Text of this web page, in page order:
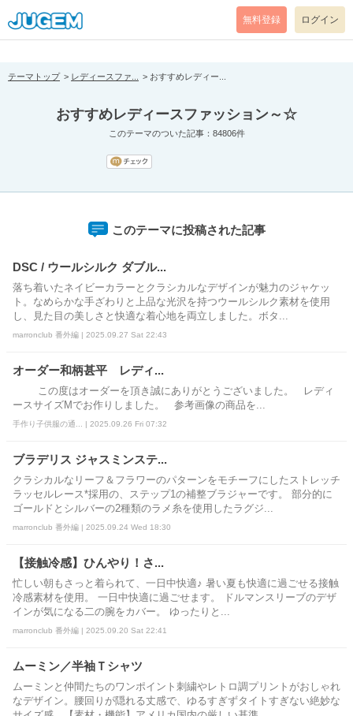
[pear_error: message="Success" code=0 mode=return level=notice
prefix="" info=""]
無料登録 ログイン
テーマトップ レディースファ... おすすめレディー...
おすすめレディースファッション～☆
このテーマのついた記事：84806件
このテーマに投稿された記事
DSC / ウールシルク ダブル...
落ち着いたネイビーカラーとクラシカルなデザインが魅力のジャケッ
ト。なめらかな手ざわりと上品な光沢を持つウールシルク素材を使用
し、見た目の美しさと快適な着心地を両立しました。ボタ...
marronclub 番外編 | 2025.09.27 Sat 22:43
オーダー和柄甚平 レディ...
この度はオーダーを頂き誠にありがとうございました。 レディ
ースサイズMでお作りしました。 参考画像の商品を...
手作り子供服の通... | 2025.09.26 Fri 07:32
ブラデリス ジャスミンステ...
クラシカルなリーフ＆フラワーのパターンをモチーフにしたストレッチ
ラッセルレース*採用の、ステップ1の補整ブラジャーです。 部分的に
ゴールドとシルバーの2種類のラメ糸を使用したラグジ...
marronclub 番外編 | 2025.09.24 Wed 18:30
【接触冷感】ひんやり！さ...
忙しい朝もさっと着られて、一日中快適♪ 暑い夏も快適に過ごせる接触
冷感素材を使用。 一日中快適に過ごせます。 ドルマンスリーブのデザ
インが気になる二の腕をカバー。 ゆったりと...
marronclub 番外編 | 2025.09.20 Sat 22:41
ムーミン／半袖Ｔシャツ
ムーミンと仲間たちのワンポイント刺繍やレトロ調プリントがおしゃれ
なデザイン。腰回りが隠れる丈感で、ゆるすぎずタイトすぎない絶妙な